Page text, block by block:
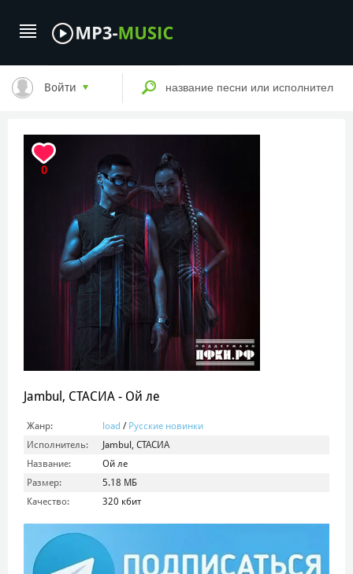
Войти
0
Jambul, СТАСИА - Ой ле
Жанр: load / Русские новинки
Исполнитель:
Jambul, СТАСИА
Название:
Ой ле
Размер:
5.18 МБ
Качество:
320 кбит